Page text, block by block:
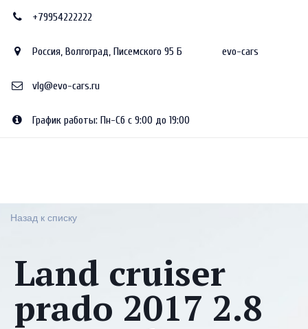
+79954222222
Россия, Волгоград, Писемского 95 Б evo-cars
vlg@evo-cars.ru
График работы: Пн-Сб с 9:00 до 19:00
Назад к списку
Land cruiser
prado 2017 2.8